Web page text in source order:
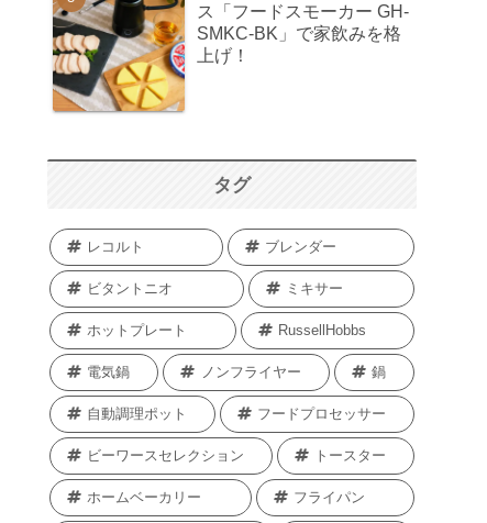
ス「フードスモーカー GH-
SMKC-BK」で家飲みを格
上げ！
タグ
レコルト ブレンダー
ビタントニオ ミキサー
ホットプレート RussellHobbs
電気鍋 ノンフライヤー 鍋
自動調理ポット フードプロセッサー
ビーワースセレクション トースター
ホームベーカリー フライパン